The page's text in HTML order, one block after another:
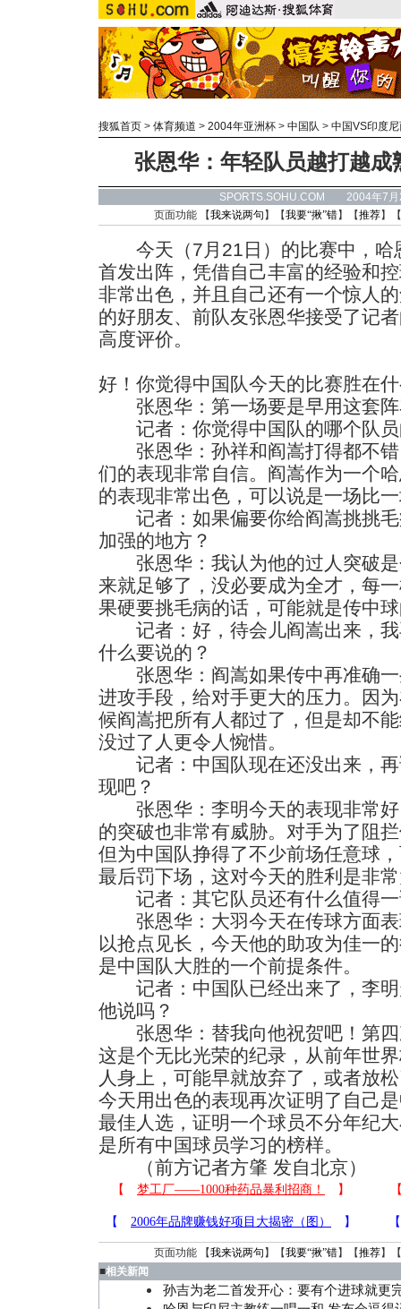
搜狐首页 > 体育频道 > 2004年亚洲杯 > 中国队 > 中国VS印度
张恩华：年轻队员越打越成
SPORTS.SOHU.COM 2004年7
页面功能 【我来说两句 】【我要“揪”错】【推荐】
今天（7月21日）的比赛中，哈
首发出阵，凭借自己丰富的经验和
非常出色，并且自己还有一个惊人
的好朋友、前队友张恩华接受了记
高度评价。
好！你觉得中国队今天的比赛胜在
张恩华：第一场要是早用这套阵
记者：你觉得中国队的哪个队员
张恩华：孙祥和阎嵩打得都不错
们的表现非常自信。阎嵩作为一个
的表现非常出色，可以说是一场比
记者：如果偏要你给阎嵩挑挑毛
加强的地方？
张恩华：我认为他的过人突破是
来就足够了，没必要成为全才，每
果硬要挑毛病的话，可能就是传中
记者：好，待会儿阎嵩出来，我
什么要说的？
张恩华：阎嵩如果传中再准确一
进攻手段，给对手更大的压力。因
候阎嵩把所有人都过了，但是却不
没过了人更令人惋惜。
记者：中国队现在还没出来，再
现吧？
张恩华：李明今天的表现非常好
的突破也非常有威胁。对手为了阻
但为中国队挣得了不少前场任意球
最后罚下场，这对今天的胜利是非
记者：其它队员还有什么值得一
张恩华：大羽今天在传球方面表
以抢点见长，今天他的助攻为佳一
是中国队大胜的一个前提条件。
记者：中国队已经出来了，李明
他说吗？
张恩华：替我向他祝贺吧！第四
这是个无比光荣的纪录，从前年世
人身上，可能早就放弃了，或者放
今天用出色的表现再次证明了自己
最佳人选，证明一个球员不分年纪
是所有中国球员学习的榜样。
（前方记者方肇 发自北京）
页面功能 【我来说两句 】【我要“揪”错】【推荐】
■相关新闻
孙吉为老二首发开心：要有个进球就更